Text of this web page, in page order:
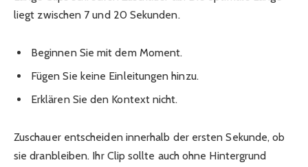
liegt zwischen 7 und 20 Sekunden.
Beginnen Sie mit dem Moment.
Fügen Sie keine Einleitungen hinzu.
Erklären Sie den Kontext nicht.
Zuschauer entscheiden innerhalb der ersten Sekunde, ob
sie dranbleiben. Ihr Clip sollte auch ohne Hintergrund